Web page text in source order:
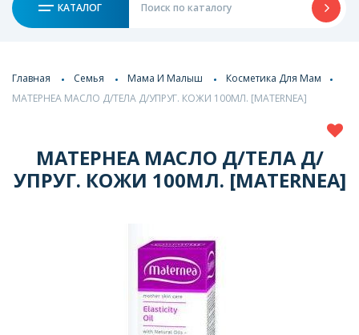
КАТАЛОГ
Главная Семья Мама И Малыш
Косметика Для Мам
МАТЕРНЕА МАСЛО Д/ТЕЛА Д/УПРУГ. КОЖИ 100МЛ. [MATERNEA]
МАТЕРНЕА МАСЛО Д/ТЕЛА Д/
УПРУГ. КОЖИ 100МЛ. [MATERNEA]